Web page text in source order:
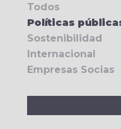
Todos
Políticas
Sostenibilidad
Internacional
Empresas Socias